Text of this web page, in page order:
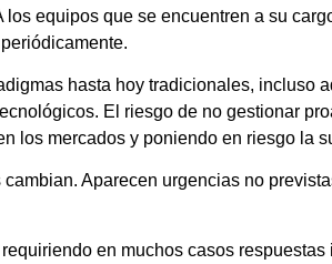
equipos que se encuentren a su
hasta hoy tradicionales, incluso
El riesgo de no gestionar
los mercados y poniendo en riesgo la
Aparecen urgencias no
en muchos casos respuestas